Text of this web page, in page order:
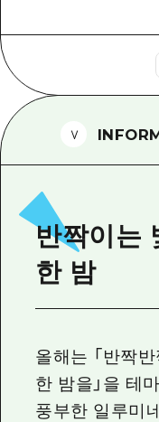
자연
1박
2박
자
히로
재해
반짝이는
한 밤
올해는 「반짝
한 밤을」을 테
풍부한 일루미